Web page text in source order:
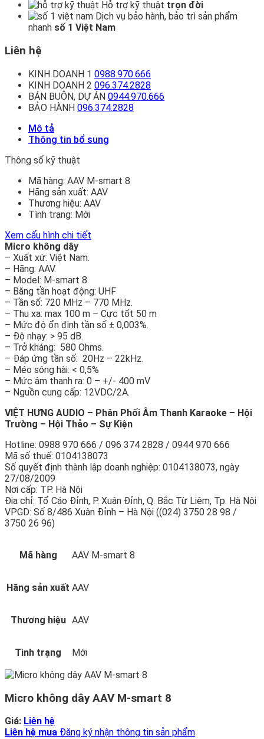
Hỗ trợ kỹ thuật trọn đời
Dịch vụ bảo hành, bảo trì sản phẩm
nhanh số 1 Việt Nam
Liên hệ
KINH DOANH 1 0988.970.666
KINH DOANH 2 096.374.2828
BÁN BUÔN, DỰ ÁN 0944.970.666
BẢO HÀNH 096.374.2828
Mô tả
Thông tin bổ sung
Thông số kỹ thuật
Mã hàng: AAV M-smart 8
Hãng sản xuất: AAV
Thương hiệu: AAV
Tình trạng: Mới
Xem cấu hình chi tiết
Micro không dây
– Xuất xứ: Việt Nam.
– Hãng: AAV.
– Model: M-smart 8
– Băng tần hoạt động: UHF
– Tần số: 720 MHz – 770 MHz.
– Thu xa: max 100 m – Cực tốt 50 m
– Mức độ ổn định tần số ± 0,003%.
– Độ nhạy: > 95 dB.
– Trở kháng: 580 Ohms.
– Đáp ứng tần số: 20Hz – 22kHz.
– Méo sóng hài: < 0,5%
– Mức âm thanh ra: 0 – +/- 400 mV
– Nguồn cung cấp: 12VDC/2A.
VIỆT HƯNG AUDIO – Phân Phối Âm Thanh Karaoke – Hội
Trường – Hội Thảo – Sự Kiện
Hotline: 0988 970 666 / 096 374 2828 / 0944 970 666
Mã số thuế: 0104138073
Số quyết định thành lập doanh nghiệp: 0104138073, ngày
27/08/2009
Nơi cấp: TP. Hà Nội
Địa chỉ: Tổ Cáo Đỉnh, P. Xuân Đỉnh, Q. Bắc Từ Liêm, Tp. Hà Nội
VPGD: Số 8/486 Xuân Đỉnh – Hà Nội ((024) 3750 28 98 /
3750 26 96)
Mã hàng AAV M-smart 8
Hãng sản xuất AAV
Thương hiệu AAV
Tình trạng Mới
Micro không dây AAV M-smart 8
Giá: Liên hệ
Liên hệ mua Đăng ký nhận thông tin sản phẩm